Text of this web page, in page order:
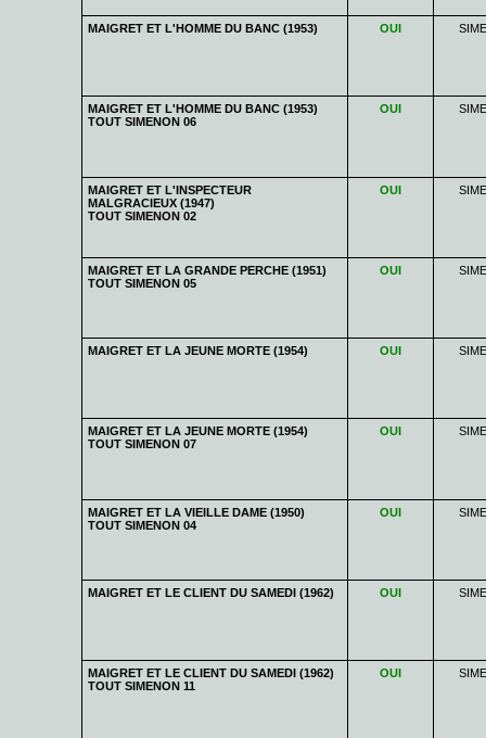
MAIGRET ET L'HOMME DU BANC (1953) OUI
MAIGRET ET L'HOMME DU BANC (1953)
TOUT SIMENON 06
OUI
MAIGRET ET L'INSPECTEUR
MALGRACIEUX (1947)
TOUT SIMENON 02
OUI
MAIGRET ET LA GRANDE PERCHE (1951)
TOUT SIMENON 05
OUI
MAIGRET ET LA JEUNE MORTE (1954) OUI
MAIGRET ET LA JEUNE MORTE (1954)
TOUT SIMENON 07
OUI
MAIGRET ET LA VIEILLE DAME (1950)
TOUT SIMENON 04
OUI
MAIGRET ET LE CLIENT DU SAMEDI (1962) OUI
MAIGRET ET LE CLIENT DU SAMEDI (1962)
TOUT SIMENON 11
OUI